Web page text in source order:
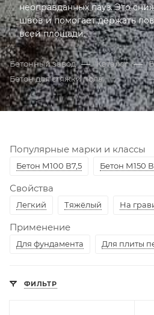
неоправданных пауз. Это
швов и помогает держать
всей площади.
Открыта грань: Доставка
Бетонный завод — Каталог —
Бетон для стяжки пола
Популярные марки и классы
Бетон М100 В7,5 Бетон М150
Свойства
Легкий Тяжёлый На
Применение
Для фундамента Для плиты
ФИЛЬТР